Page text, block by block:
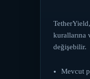
kurallarına
değişebilir.
Mevcut